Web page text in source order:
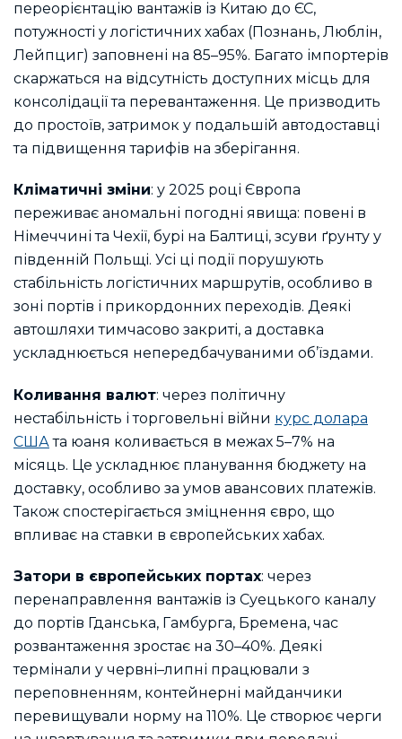
переорієнтацію вантажів із Китаю до ЄС,
потужності у логістичних хабах (Познань, Люблін,
Лейпциг) заповнені на 85–95%. Багато імпортерів
скаржаться на відсутність доступних місць для
консолідації та перевантаження. Це призводить
до простоїв, затримок у подальшій автодоставці
та підвищення тарифів на зберігання.
Кліматичні зміни: у 2025 році Європа
переживає аномальні погодні явища: повені в
Німеччині та Чехії, бурі на Балтиці, зсуви ґрунту у
південній Польщі. Усі ці події порушують
стабільність логістичних маршрутів, особливо в
зоні портів і прикордонних переходів. Деякі
автошляхи тимчасово закриті, а доставка
ускладнюється непередбачуваними об’їздами.
Коливання валют: через політичну
нестабільність і торговельні війни курс долара
СШАта юаня коливається в межах 5–7% на
місяць. Це ускладнює планування бюджету на
доставку, особливо за умов авансових платежів.
Також спостерігається зміцнення євро, що
впливає на ставки в європейських хабах.
Затори в європейських портах: через
перенаправлення вантажів із Суецького каналу
до портів Гданська, Гамбурга, Бремена, час
розвантаження зростає на 30–40%. Деякі
термінали у червні–липні працювали з
переповненням, контейнерні майданчики
перевищували норму на 110%. Це створює черги